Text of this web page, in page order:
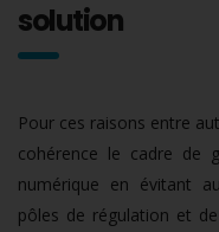
solution
Pour ces raisons entre
cohérence le cadre de
numérique en évitant
pôles de régulation et